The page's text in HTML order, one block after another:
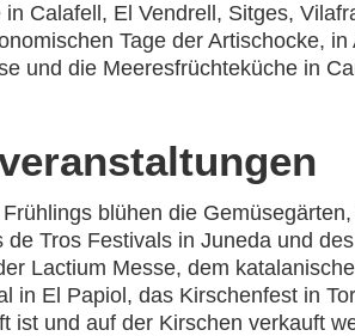
Calafell, El Vendrell, Sitges,
Tage der Artischocke,
und die Meeresfrüchteküche in
blühen die
de Tros Festivals in Juneda und
Lactium Messe, dem
in El Papiol, das Kirschenfest in
ist und auf der Kirschen verkauft